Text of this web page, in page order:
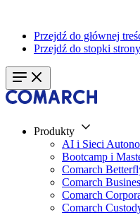
Przejdź do głównej
Przejdź do stopki strony
Produkty
AI i Sieci
Bootcamp i
Comarch
Comarch
Comarch
Comarch